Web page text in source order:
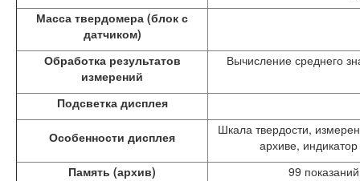
Масса твердомера (блок с
датчиком)
Обработка результатов
измерений
Вычисление среднего
Подсветка дисплея
Особенности дисплея
Шкала твердости,
архиве,
Память (архив)
99